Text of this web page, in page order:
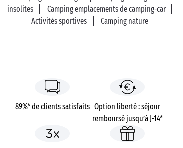
insolites
Camping emplacements de camping-car
Activités sportives
Camping nature
89%* de clients satisfaits Option liberté : séjour
remboursé jusqu’à J-14*